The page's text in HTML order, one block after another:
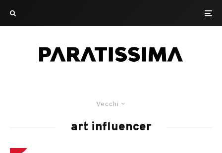
Vecchi
art influencer